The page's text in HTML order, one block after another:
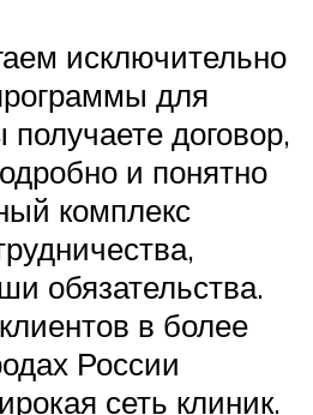
исключительно
для
договор,
и понятно
комплекс
обязательства.
в более
России
сеть клиник.